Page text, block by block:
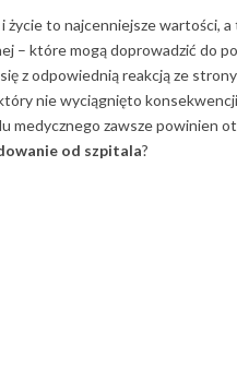
życie to najcenniejsze wartości,
– które mogą doprowadzić do
z odpowiednią reakcją ze
nie wyciągnięto
medycznego zawsze powinien
od szpitala?